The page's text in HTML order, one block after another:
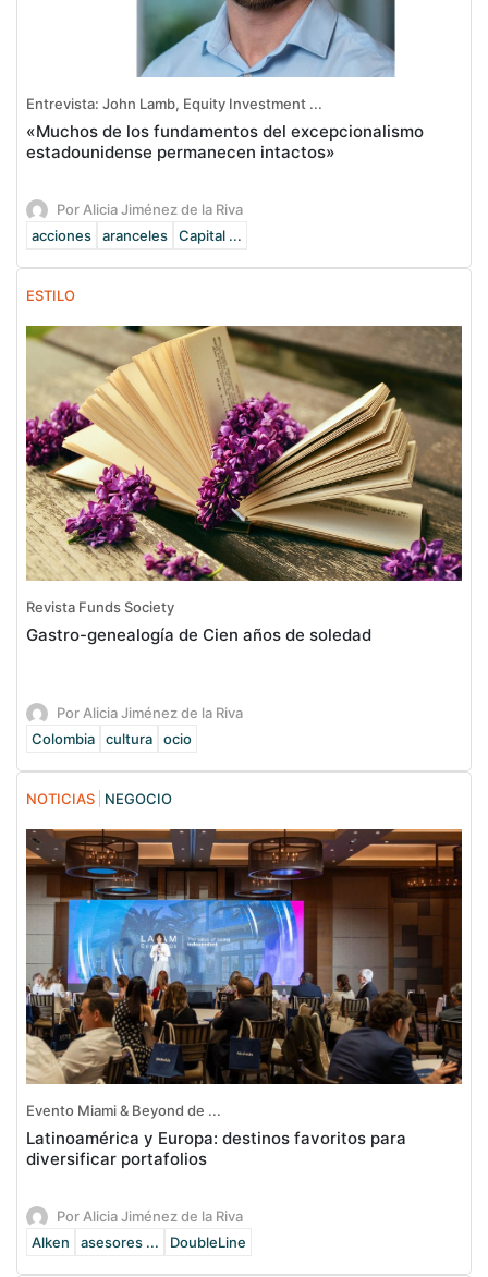
Entrevista: John Lamb, Equity Investment ...
«Muchos de los fundamentos del excepcionalismo
estadounidense permanecen intactos»
Por Alicia Jiménez de la Riva
acciones
aranceles Capital ...
ESTILO
Revista Funds Society
Gastro-genealogía de Cien años de soledad
Por Alicia Jiménez de la Riva
Colombia
cultura ocio
NOTICIAS NEGOCIO
Evento Miami & Beyond de ...
Latinoamérica y Europa: destinos favoritos para
diversificar portafolios
Por Alicia Jiménez de la Riva
Alken
asesores ... DoubleLine